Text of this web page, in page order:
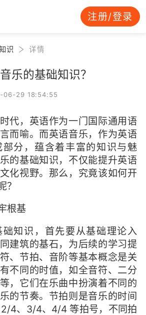
注册/登录
识 详情
乐的基础知识？
06-29 18:54:55
代，英语作为一门国际通用语
而喻。而英语音乐，作为英语
分，蕴含着丰富的知识与魅
的基础知识，不仅能提升英语
化视野。那么，究竟该如何开
？
根基
知识，首先要从基础理论入
建筑的基石，为后续的学习提
、节拍、音阶等基本概念是关
不同的时值，如全音符、二分
，它们在乐曲中扮演着不同的
的节奏。节拍则是音乐的时间
4、3/4、4/4 等拍号，不同拍